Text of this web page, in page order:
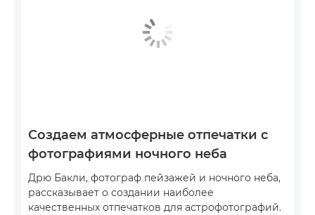
Создаем атмосферные отпечатки с
фотографиями ночного неба
Дрю Бакли, фотограф пейзажей и ночного неба,
рассказывает о создании наиболее
качественных отпечатков для астрофотографий.